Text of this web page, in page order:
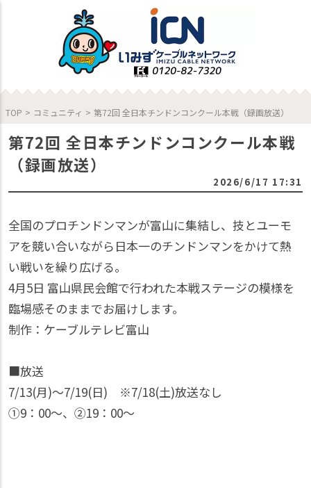
TOP > コミュニティ > 第72回 全日本チンドンコンクール本戦（録画放送）
第72回 全日本チンドンコンクール本戦
（録画放送）
2026/6/17 17:31
全国のプロチンドンマンが富山に集結し、技とユーモ
アを競い合いながら日本一のチンドンマンをかけて熱
い戦いを繰り広げる。
4月5日 富山県民会館で行われた本戦ステージの模様を
臨場感そのままでお届けします。
制作：ケーブルテレビ富山
■放送
7/13(月)〜7/19(日) ※7/18(土)放送なし
①9：00〜、②19：00〜